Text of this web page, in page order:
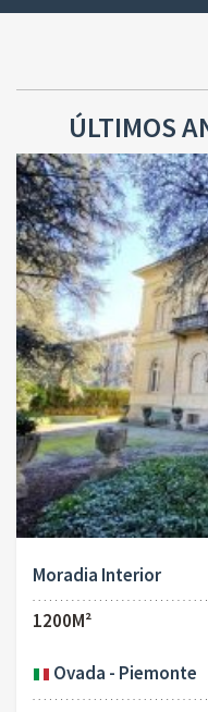
ÚLTIMOS
Moradia Interior
1200M²
Ovada - Piemonte